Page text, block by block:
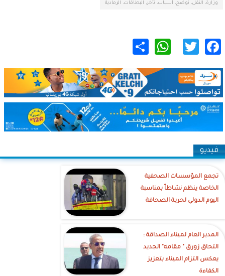
وزارة، النقل، توضح، أسباب، تأخر، البطاقات، الرمادية
Facebook
Twitter
WhatsApp
فيديو
تجمع المؤسسات الصحفية
الخاصة ينظم نشاطاً بمناسبة
اليوم الدولي لحرية الصحافة
‎المدير العام لميناء الصداقة :
التحاق زورق " مقامه" الجديد
يعكس التزام الميناء بتعزيز
الكفاءة